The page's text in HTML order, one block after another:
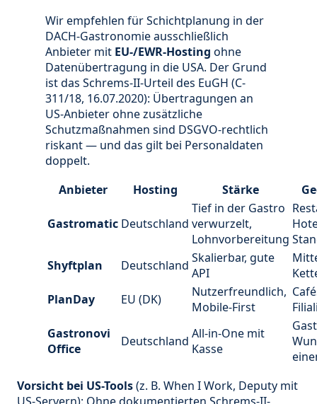
Wir empfehlen für Schichtplanung in der
DACH-Gastronomie ausschließlich
Anbieter mit EU-/EWR-Hosting ohne
Datenübertragung in die USA. Der Grund
ist das Schrems-II-Urteil des EuGH (C-
311/18, 16.07.2020): Übertragungen an
US-Anbieter ohne zusätzliche
Schutzmaßnahmen sind DSGVO-rechtlich
riskant — und das gilt bei Personaldaten
doppelt.
Anbieter
Hosting Stärke
Gastromatic Deutschland
Tief in der Gastro
verwurzelt,
Lohnvorbereitung
Shyftplan
Deutschland Skalierbar, gute
API
PlanDay
EU (DK)
Nutzerfreundlich,
Mobile-First
Gastronovi
Office
Deutschland All-in-One mit
Kasse
Vorsicht bei US-Tools(z. B. When I Work, Deputy mit